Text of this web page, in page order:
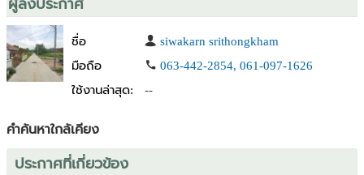
สอบถามข้อมูลเพิ่มเติม หรือนัดเข้าชมที่ดิน โปรดติดต่อ
คุณหญิง : 061-6246429
แอดมิน : 065-3878874
Line ID : unionhome2566
#ที่ดินสุขุมวิท #สุขุมวิท23 #ที่ดินพร้อมสร้าง #ลงทุนอสังหา
#กรุงเทพ #unionhome #นักขายสายโอน
ผู้ลงประกาศ
ชื่อ
siwakarn srithongkham
มือถือ
063-442-2854, 061-097-1626
ใช้งานล่าสุด:
--
คำค้นหาใกล้เคียง
ประกาศที่เกี่ยวข้อง